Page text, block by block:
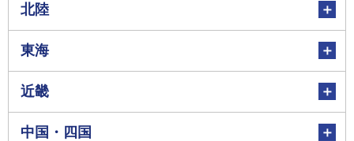
北陸
東海
近畿
中国・四国